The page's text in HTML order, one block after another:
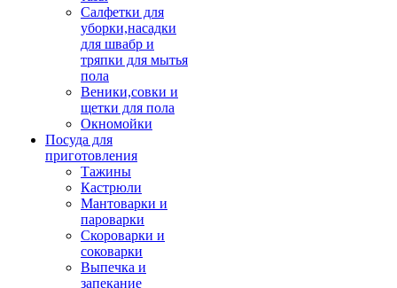
Салфетки для
уборки,насадки
для швабр и
тряпки для мытья
пола
Веники,совки и
щетки для пола
Окномойки
Посуда для
приготовления
Тажины
Кастрюли
Мантоварки и
пароварки
Скороварки и
соковарки
Выпечка и
запекание